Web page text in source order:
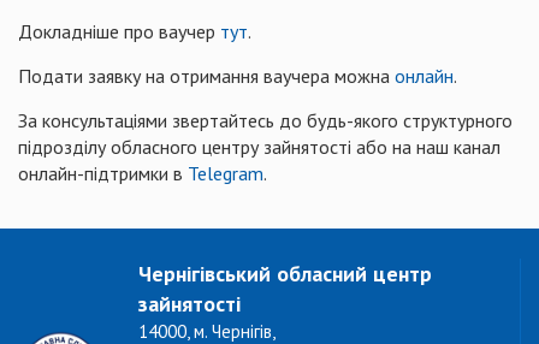
Докладніше про ваучер тут.
Подати заявку на отримання ваучера можна онлайн.
За консультаціями звертайтесь до будь-якого структурного
підрозділу обласного центру зайнятості або на наш канал
онлайн-підтримки в Telegram.
Чернігівський обласний центр
зайнятості
14000, м. Чернігів,